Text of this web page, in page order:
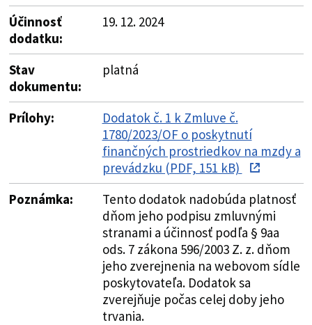
Účinnosť
dodatku:
19. 12. 2024
Stav
dokumentu:
platná
Prílohy:
Dodatok č. 1 k Zmluve č.
1780/2023/OF o poskytnutí
finančných prostriedkov na mzdy a
prevádzku (PDF, 151 kB)
Poznámka:
Tento dodatok nadobúda platnosť
dňom jeho podpisu zmluvnými
stranami a účinnosť podľa § 9aa
ods. 7 zákona 596/2003 Z. z. dňom
jeho zverejnenia na webovom sídle
poskytovateľa. Dodatok sa
zverejňuje počas celej doby jeho
trvania.